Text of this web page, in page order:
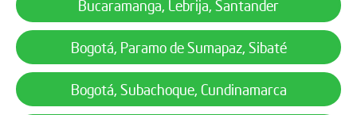
Bucaramanga, Lebrija, Santander
Bogotá, Paramo de Sumapaz, Sibaté
Bogotá, Subachoque, Cundinamarca